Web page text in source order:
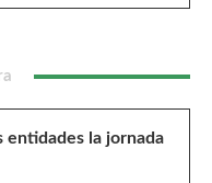
entidades la jornada